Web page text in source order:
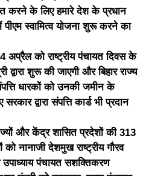
करने के लिए हमारे देश के प्रधान
पीएम स्वामित्व योजना शुरू करने का
अप्रैल को राष्ट्रीय पंचायत दिवस के
द्वारा शुरू की जाएगी और बिहार राज्य
धारकों को उनकी जमीन के
द्वारा संपत्ति कार्ड भी प्रदान
और केंद्र शासित प्रदेशों की 313
को नानाजी देशमुख राष्ट्रीय गौरव
उपाध्याय पंचायत सशक्तिकरण